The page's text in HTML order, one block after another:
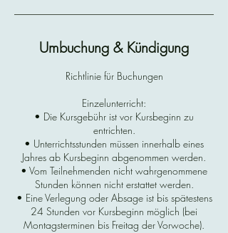
Umbuchung & Kündigung
Richtlinie für Buchungen
Einzelunterricht:
• Die Kursgebühr ist vor Kursbeginn zu
entrichten.
• Unterrichtsstunden müssen innerhalb eines
Jahres ab Kursbeginn abgenommen werden.
• Vom Teilnehmenden nicht wahrgenommene
Stunden können nicht erstattet werden.
• Eine Verlegung oder Absage ist bis spätestens
24 Stunden vor Kursbeginn möglich (bei
Montagsterminen bis Freitag der Vorwoche).